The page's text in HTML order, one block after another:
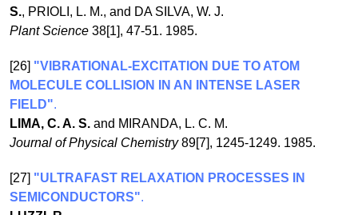
S., PRIOLI, L. M., and DA SILVA, W. J.
Plant Science 38[1], 47-51. 1985.
[26] "VIBRATIONAL-EXCITATION DUE TO ATOM
MOLECULE COLLISION IN AN INTENSE LASER
FIELD".
LIMA, C. A. S. and MIRANDA, L. C. M.
Journal of Physical Chemistry89[7], 1245-1249. 1985.
[27] "ULTRAFAST RELAXATION PROCESSES IN
SEMICONDUCTORS".